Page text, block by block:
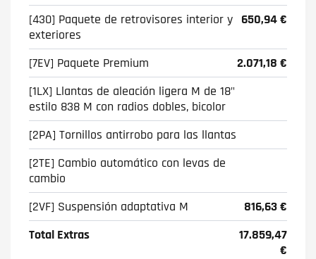
[430] Paquete de retrovisores interior y
exteriores
650,94 €
[7EV] Paquete Premium
2.071,18 €
[1LX] Llantas de aleación ligera M de 18"
estilo 838 M con radios dobles, bicolor
[2PA] Tornillos antirrobo para las llantas
[2TE] Cambio automático con levas de
cambio
[2VF] Suspensión adaptativa M
816,63 €
Total Extras
17.859,47
€